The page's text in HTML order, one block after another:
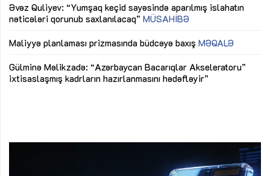
Əvəz Quliyev: “Yumşaq keçid sayəsində aparılmış islahatın
nəticələri qorunub saxlanılacaq” MÜSAHİBƏ
Maliyyə planlaması prizmasında büdcəyə baxış MƏQALƏ
Gülminə Məlikzadə: “Azərbaycan Bacarıqlar Akseleratoru”
ixtisaslaşmış kadrların hazırlanmasını hədəfləyir”